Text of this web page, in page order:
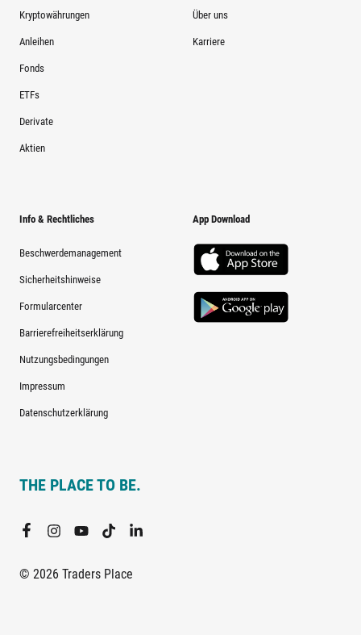
Kryptowährungen
Anleihen
Fonds
ETFs
Derivate
Aktien
Über uns
Karriere
Info & Rechtliches
Beschwerdemanagement
Sicherheitshinweise
Formularcenter
Barrierefreiheitserklärung
Nutzungsbedingungen
Impressum
Datenschutzerklärung
App Download
THE PLACE TO BE.
© 2026 Traders Place